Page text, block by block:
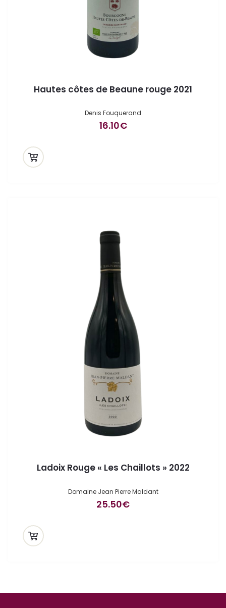
Hautes côtes de Beaune rouge 2021
Denis Fouquerand
16.10€
Ladoix Rouge « Les Chaillots » 2022
Domaine Jean Pierre Maldant
25.50€